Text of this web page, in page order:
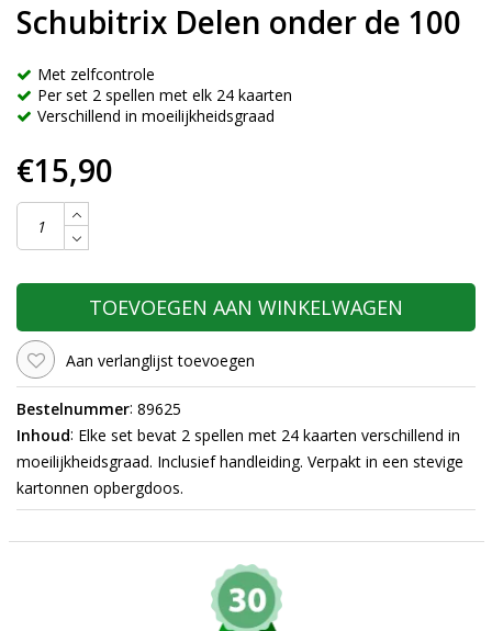
Schubitrix Delen onder de 100
Met zelfcontrole
Per set 2 spellen met elk 24 kaarten
Verschillend in moeilijkheidsgraad
€15,90
TOEVOEGEN AAN WINKELWAGEN
Aan verlanglijst toevoegen
Bestelnummer: 89625
Inhoud: Elke set bevat 2 spellen met 24 kaarten verschillend in
moeilijkheidsgraad. Inclusief handleiding. Verpakt in een stevige
kartonnen opbergdoos.